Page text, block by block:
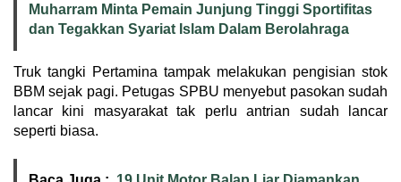
Muharram Minta Pemain Junjung Tinggi Sportifitas
dan Tegakkan Syariat Islam Dalam Berolahraga
Truk tangki Pertamina tampak melakukan pengisian stok
BBM sejak pagi. Petugas SPBU menyebut pasokan sudah
lancar kini masyarakat tak perlu antrian sudah lancar
seperti biasa.